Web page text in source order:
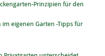
Prinzipien für den
eigenen Garten -Tipps für